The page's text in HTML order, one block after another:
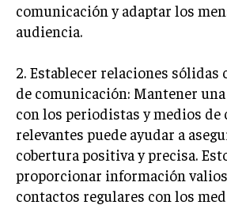
E-COMMERCE
E-COMMERCE Y COMERCIO
PRECIOS
GESTIÓN DE CRISIS
EMPRESAS Y STARTUPS
GESTIÓN DE LA EXPERIENCIA
MÁS
comunicación y adaptar los
audiencia.
2. Establecer relaciones sólidas
de comunicación: Mantener
con los periodistas y medios de
relevantes puede ayudar a
cobertura positiva y precisa.
proporcionar información
contactos regulares con los